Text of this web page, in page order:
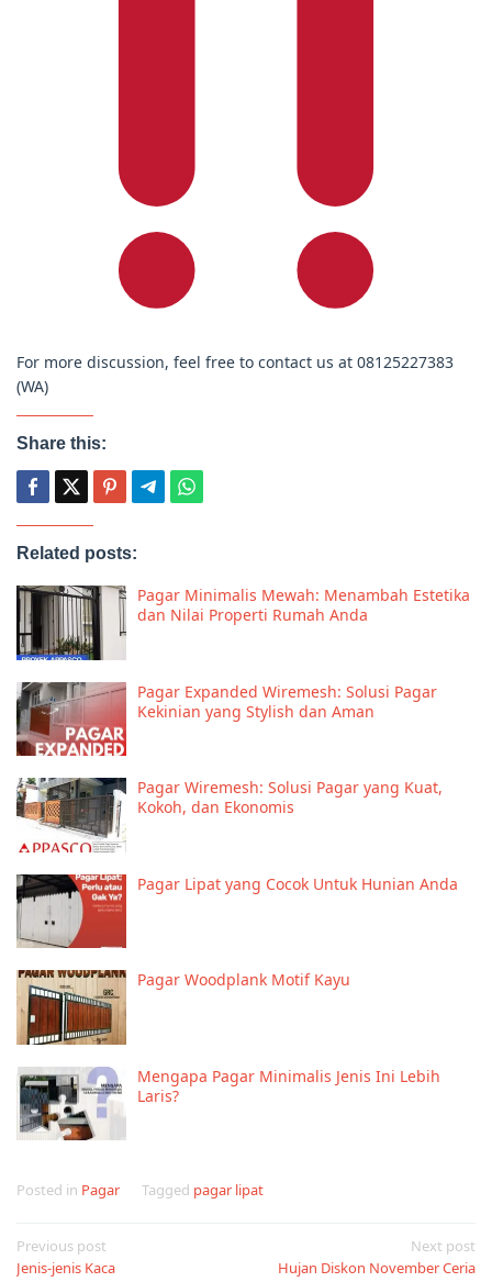
For more discussion, feel free to contact us at 08125227383
(WA)
Share this:
Related posts:
Pagar Minimalis Mewah: Menambah Estetika
dan Nilai Properti Rumah Anda
Pagar Expanded Wiremesh: Solusi Pagar
Kekinian yang Stylish dan Aman
Pagar Wiremesh: Solusi Pagar yang Kuat,
Kokoh, dan Ekonomis
Pagar Lipat yang Cocok Untuk Hunian Anda
Pagar Woodplank Motif Kayu
Mengapa Pagar Minimalis Jenis Ini Lebih
Laris?
Posted in Pagar Tagged pagar lipat
Post
Previous post
Jenis-jenis Kaca
Next post
Hujan Diskon November Ceria